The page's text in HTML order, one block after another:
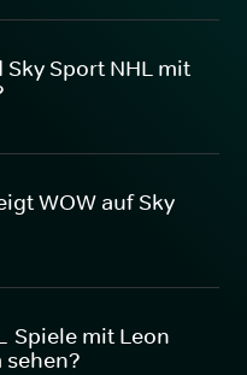
Sport NHL mit
WOW auf Sky
Spiele mit Leon
sehen?